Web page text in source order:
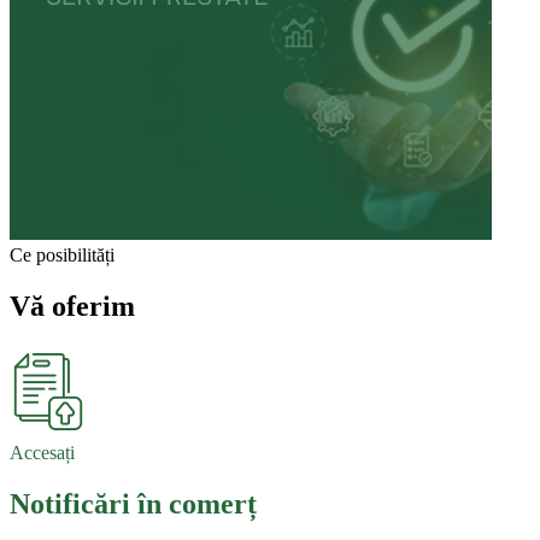
Ce posibilități
Vă oferim
Accesați
Notificări în comerț